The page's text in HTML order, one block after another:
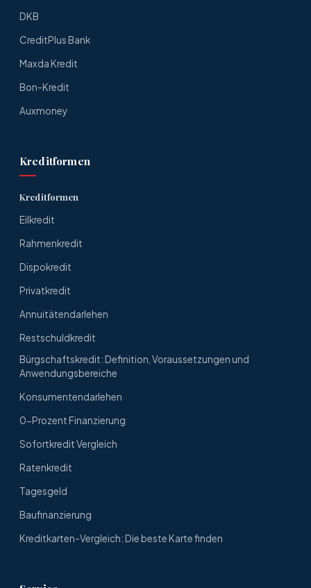
DKB
CreditPlus Bank
Maxda Kredit
Bon-Kredit
Auxmoney
Kreditformen
Kreditformen
Eilkredit
Rahmenkredit
Dispokredit
Privatkredit
Annuitätendarlehen
Restschuldkredit
Bürgschaftskredit: Definition, Voraussetzungen und
Anwendungsbereiche
Konsumentendarlehen
0-Prozent Finanzierung
Sofortkredit Vergleich
Ratenkredit
Tagesgeld
Baufinanzierung
Kreditkarten-Vergleich: Die beste Karte finden